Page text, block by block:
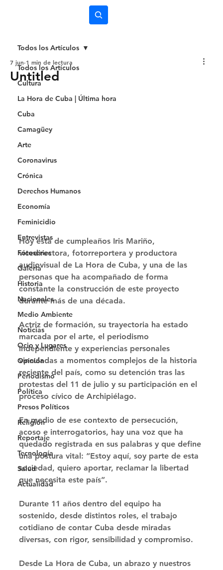
Todos los Artículos
Cultura
La Hora de Cuba | Última hora
Cuba
Camagüey
Arte
Coronavirus
Crónica
Derechos Humanos
Economía
Feminicidio
Entrevistas
Fotoseries
Galería
Historia
Nacionales
Medio Ambiente
Noticias
Ocio y Lugares
Opinión
Periodismo
Política
Presos Políticos
Religión
Reportaje
Tecnología
Salud
Actualidad
Todos los Artículos
Untitled
7 jun 1 min de lectura
Hoy está de cumpleaños Iris Mariño,
vicedirectora, fotorreportera y productora
audiovisual de La Hora de Cuba, y una de las
personas que ha acompañado de forma
constante la construcción de este proyecto
durante más de una década.
Actriz de formación, su trayectoria ha estado
marcada por el arte, el periodismo
independiente y experiencias personales
vinculadas a momentos complejos de la historia
reciente del país, como su detención tras las
protestas del 11 de julio y su participación en el
proceso cívico de Archipiélago.
En medio de ese contexto de persecución,
acoso e interrogatorios, hay una voz que ha
quedado registrada en sus palabras y que define
una postura vital: “Estoy aquí, soy parte de esta
sociedad, quiero aportar, reclamar la libertad
que necesita este país”.
Durante 11 años dentro del equipo ha
sostenido, desde distintos roles, el trabajo
cotidiano de contar Cuba desde miradas
diversas, con rigor, sensibilidad y compromiso.
Desde La Hora de Cuba, un abrazo y nuestros